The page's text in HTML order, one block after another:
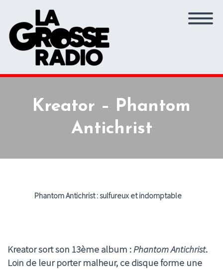
Kreator – Phantom
Antichrist
Phantom Antichrist : sulfureux et indomptable
Kreator sort son 13ème album :Phantom Antichrist.
Loin de leur porter malheur, ce disque forme une